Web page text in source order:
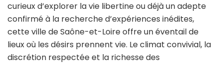
curieux d’explorer la vie libertine ou déjà un adepte
confirmé à la recherche d’expériences inédites,
cette ville de Saône-et-Loire offre un éventail de
lieux où les désirs prennent vie. Le climat convivial, la
discrétion respectée et la richesse des